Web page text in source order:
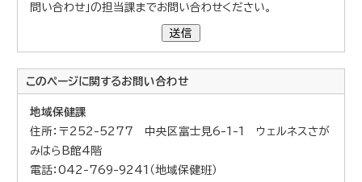
問い合わせ」の担当課までお問い合わせください。
送信
このページに関するお問い合わせ
地域保健課
住所：〒252-5277 中央区富士見6-1-1 ウェルネスさが
みはらB館4階
電話：042-769-9241（地域保健班）